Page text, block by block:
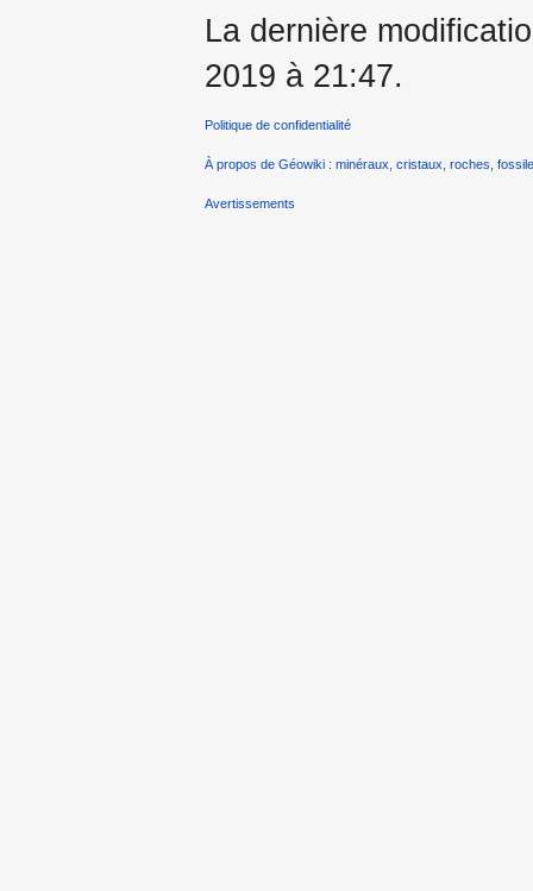
La dernière
2019 à 21:47.
Politique de confidentialité
À propos de Géowiki : minéraux, cristaux, roches,
Avertissements